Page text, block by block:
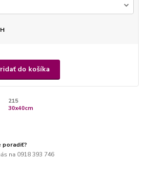
do košíka
215
30x40cm
na 0918 393 746